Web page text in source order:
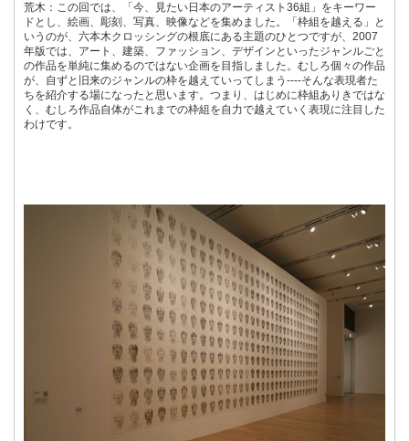
荒木：この回では、「今、見たい日本のアーティスト36組」をキーワー
ドとし、絵画、彫刻、写真、映像などを集めました。「枠組を越える」と
いうのが、六本木クロッシングの根底にある主題のひとつですが、2007
年版では、アート、建築、ファッション、デザインといったジャンルごと
の作品を単純に集めるのではない企画を目指しました。むしろ個々の作品
が、自ずと旧来のジャンルの枠を越えていってしまう----そんな表現者た
ちを紹介する場になったと思います。つまり、はじめに枠組ありきではな
く、むしろ作品自体がこれまでの枠組を自力で越えていく表現に注目した
わけです。